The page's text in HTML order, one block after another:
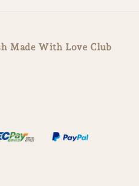
Made With Love Club